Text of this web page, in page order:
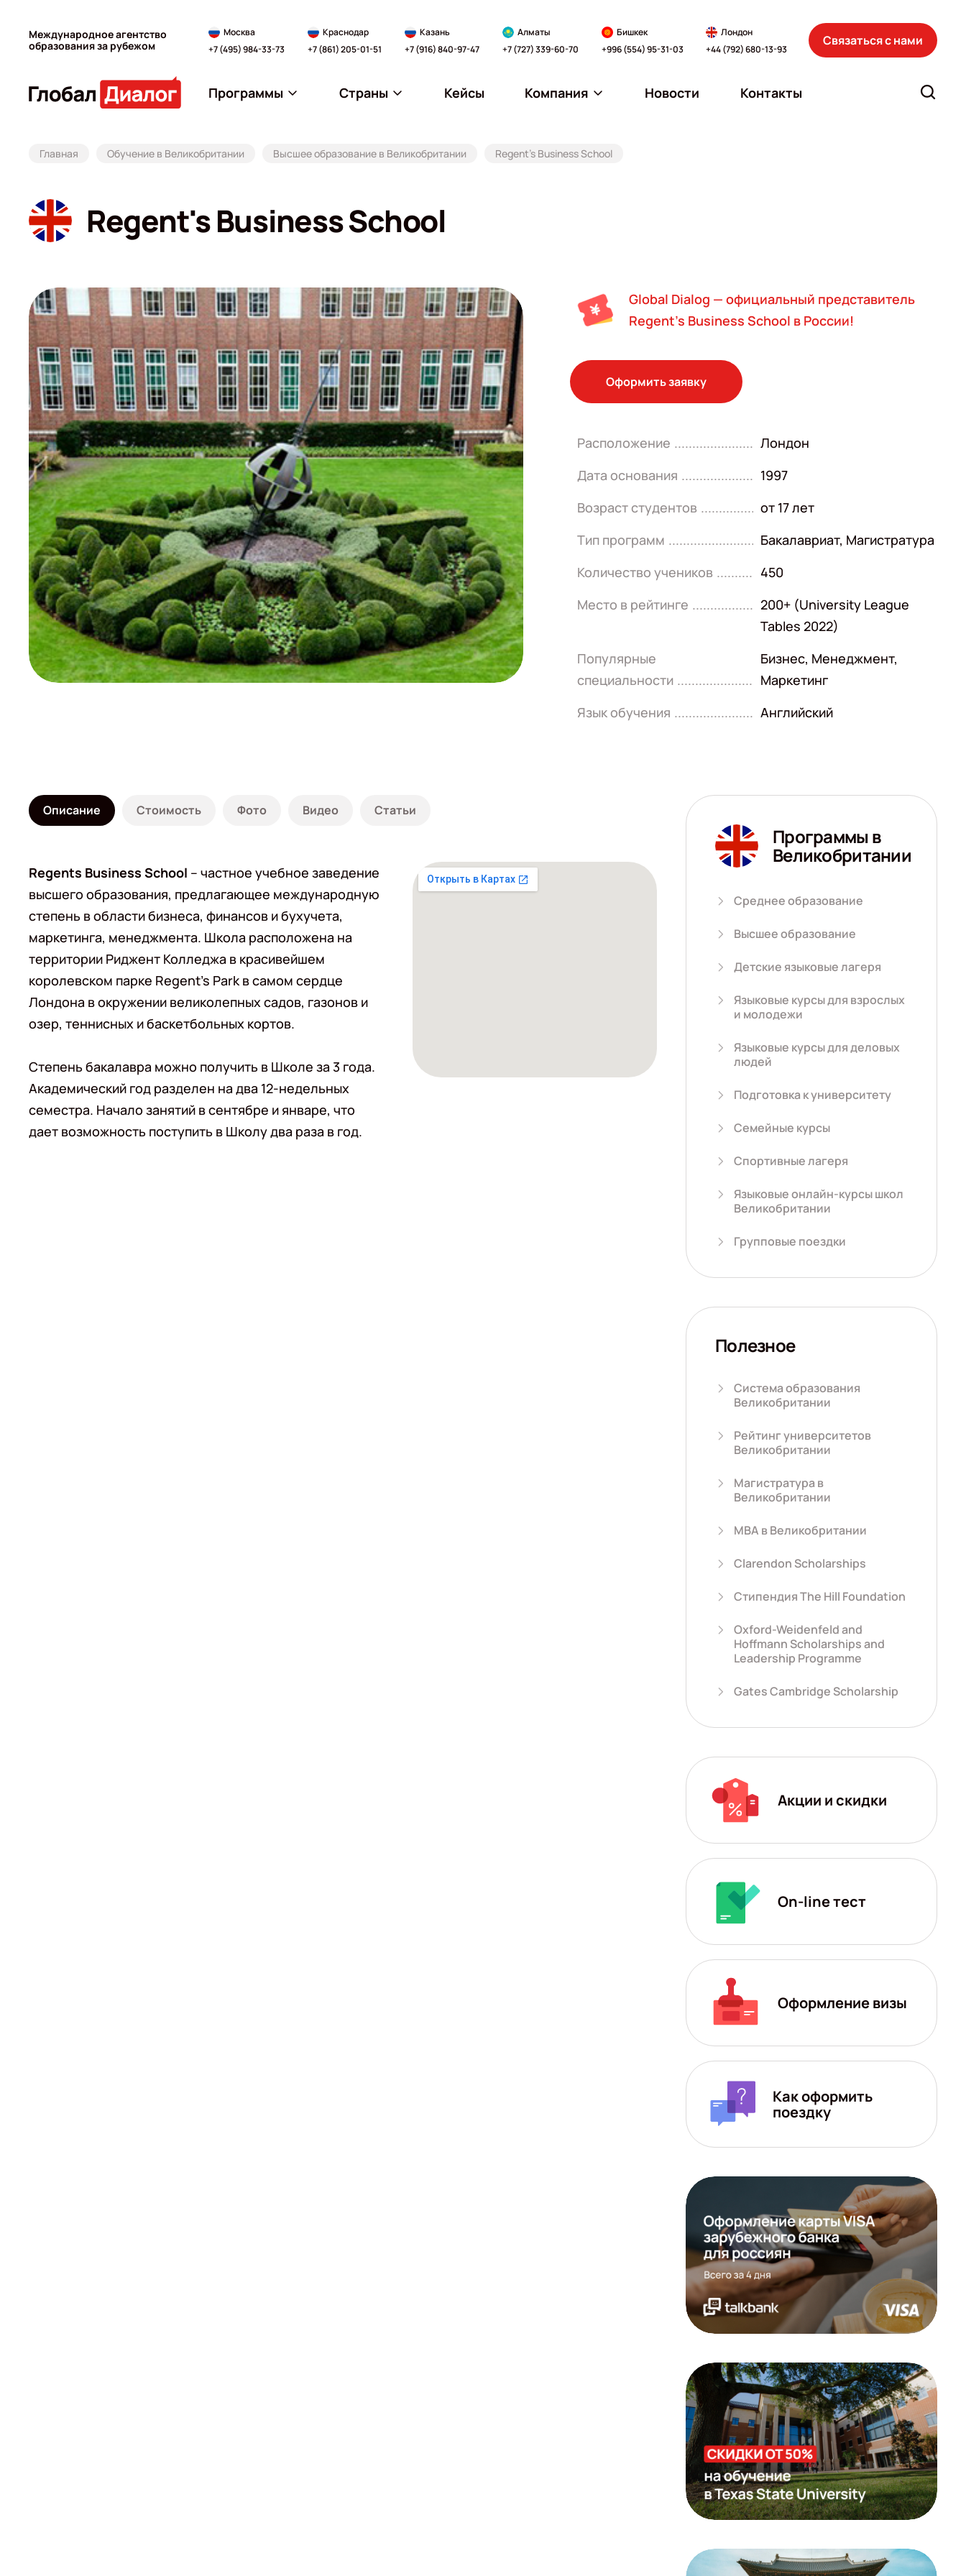
Международное агентство
образования за рубежом
Москва
+7 (495) 984-33-73
Краснодар
+7 (861) 205-01-51
Казань
+7 (916) 840-97-47
Алматы
+7 (727) 339-60-70
Бишкек
+996 (554) 95-31-03
Лондон
+44 (792) 680-13-93
Связаться с нами
Программы Страны Кейсы Компания Новости Контакты
Главная Обучение в Великобритании Высшее образование в Великобритании Regent's Business School
Regent's Business School
Global Dialog — официальный представитель
Regent's Business School в России!
Оформить заявку
Расположение
Лондон
Дата основания
1997
Возраст студентов
от 17 лет
Тип программ
Бакалавриат, Магистратура
Количество учеников
450
Место в рейтинге
200+ (University League
Tables 2022)
Популярные
специальности
Бизнес, Менеджмент,
Маркетинг
Язык обучения
Английский
Описание Стоимость Фото Видео Статьи
Regents Business School – частное учебное заведение
высшего образования, предлагающее международную
степень в области бизнеса, финансов и бухучета,
маркетинга, менеджмента. Школа расположена на
территории Риджент Колледжа в красивейшем
королевском парке Regent's Park в самом сердце
Лондона в окружении великолепных садов, газонов и
озер, теннисных и баскетбольных кортов.
Степень бакалавра можно получить в Школе за 3 года.
Академический год разделен на два 12-недельных
семестра. Начало занятий в сентябре и январе, что
дает возможность поступить в Школу два раза в год.
Программы в
Великобритании
Среднее образование
Высшее образование
Детские языковые лагеря
Языковые курсы для взрослых
и молодежи
Языковые курсы для деловых
людей
Подготовка к университету
Семейные курсы
Спортивные лагеря
Языковые онлайн-курсы школ
Великобритании
Групповые поездки
Полезное
Система образования
Великобритании
Рейтинг университетов
Великобритании
Магистратура в
Великобритании
MBA в Великобритании
Clarendon Scholarships
Стипендия The Hill Foundation
Oxford-Weidenfeld and
Hoffmann Scholarships and
Leadership Programme
Gates Cambridge Scholarship
Акции и скидки
On-line тест
Оформление визы
Как оформить
поездку